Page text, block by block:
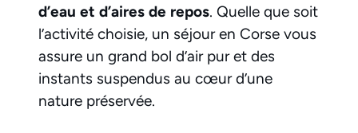
d’eau et d’aires de repos. Quelle que soit
l’activité choisie, un séjour en Corse vous
assure un grand bol d’air pur et des
instants suspendus au cœur d’une
nature préservée.